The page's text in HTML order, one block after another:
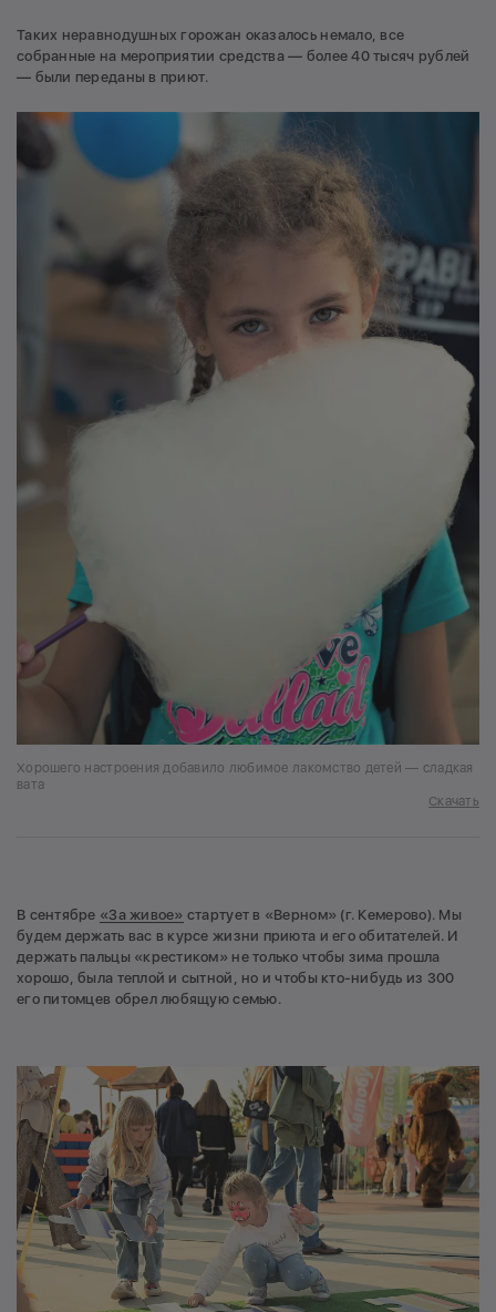
Таких неравнодушных горожан оказалось немало, все
собранные на мероприятии средства — более 40 тысяч рублей
— были переданы в приют.
Хорошего настроения добавило любимое лакомство детей — сладкая
вата
Скачать
В сентябре «За живое» стартует в «Верном» (г. Кемерово). Мы
будем держать вас в курсе жизни приюта и его обитателей. И
держать пальцы «крестиком» не только чтобы зима прошла
хорошо, была теплой и сытной, но и чтобы кто-нибудь из 300
его питомцев обрел любящую семью.